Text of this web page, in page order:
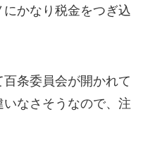
かなり税金をつぎ込
条委員会が開かれて
なさそうなので、注